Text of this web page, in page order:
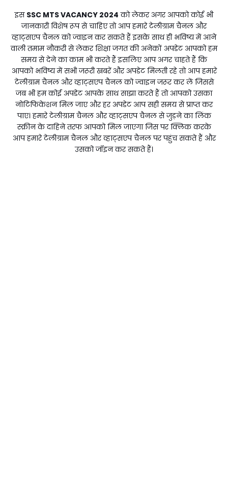
इस SSC MTS VACANCY 2024 को लेकर अगर आपको कोई भी
जानकारी विशेष रूप से चाहिए तो आप हमारे टेलीग्राम चैनल और
व्हाट्सएप चैनल को ज्वाइन कर सकते हैं इसके साथ ही भविष्य में आने
वाली तमाम नौकरी से लेकर शिक्षा जगत की अनेकों अपडेट आपको हम
समय से देने का काम भी करते हैं इसलिए आप अगर चाहते हैं कि
आपको भविष्य में सभी जरूरी खबरें और अपडेट मिलती रहे तो आप हमारे
टेलीग्राम चैनल और व्हाट्सएप चैनल को ज्वाइन जरूर कर लें जिससे
जब भी हम कोई अपडेट आपके साथ साझा करते हैं तो आपको उसका
नोटिफिकेशन मिल जाए और हर अपडेट आप सही समय से प्राप्त कर
पाए। हमारे टेलीग्राम चैनल और व्हाट्सएप चैनल से जुड़ने का लिंक
स्क्रीन के दाहिने तरफ आपको मिल जाएगा जिस पर क्लिक करके
आप हमारे टेलीग्राम चैनल और व्हाट्सएप चैनल पर पहुंच सकते हैं और
उसको जॉइन कर सकते हैं।